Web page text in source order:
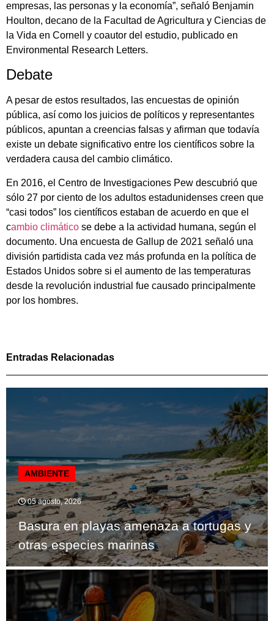
empresas, las personas y la economía”, señaló Benjamin
Houlton, decano de la Facultad de Agricultura y Ciencias de
la Vida en Cornell y coautor del estudio, publicado en
Environmental Research Letters.
Debate
A pesar de estos resultados, las encuestas de opinión
pública, así como los juicios de políticos y representantes
públicos, apuntan a creencias falsas y afirman que todavía
existe un debate significativo entre los científicos sobre la
verdadera causa del cambio climático.
En 2016, el Centro de Investigaciones Pew descubrió que
sólo 27 por ciento de los adultos estadunidenses creen que
“casi todos” los científicos estaban de acuerdo en que el
cambio climático se debe a la actividad humana, según el
documento. Una encuesta de Gallup de 2021 señaló una
división partidista cada vez más profunda en la política de
Estados Unidos sobre si el aumento de las temperaturas
desde la revolución industrial fue causado principalmente
por los hombres.
Entradas Relacionadas
AMBIENTE
05 agosto, 2026
Basura en playas amenaza a tortugas y
otras especies marinas